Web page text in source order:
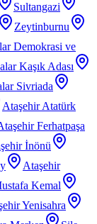
Sultangazi
Zeytinburnu
Demokrasi ve
Kaşık Adası
Sivriada
Ataşehir Atatürk
Ferhatpaşa
İnönü
Ataşehir
Kemal
Yenisahra